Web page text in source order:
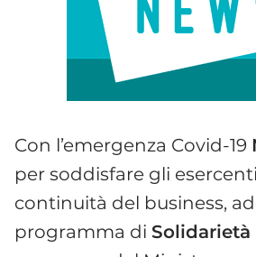
Con l’emergenza Covid-19
per soddisfare gli
continuità del business,
programma di